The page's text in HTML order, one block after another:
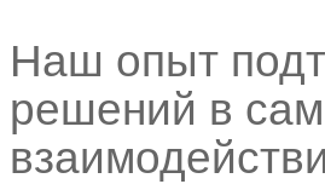
Наш опыт
решений в